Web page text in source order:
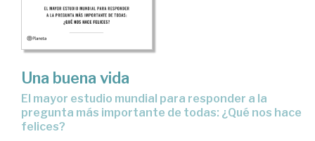
Una buena vida
el mayor estudio mundial para responder a la
pregunta más importante de todas: ¿Qué nos hace
felices?